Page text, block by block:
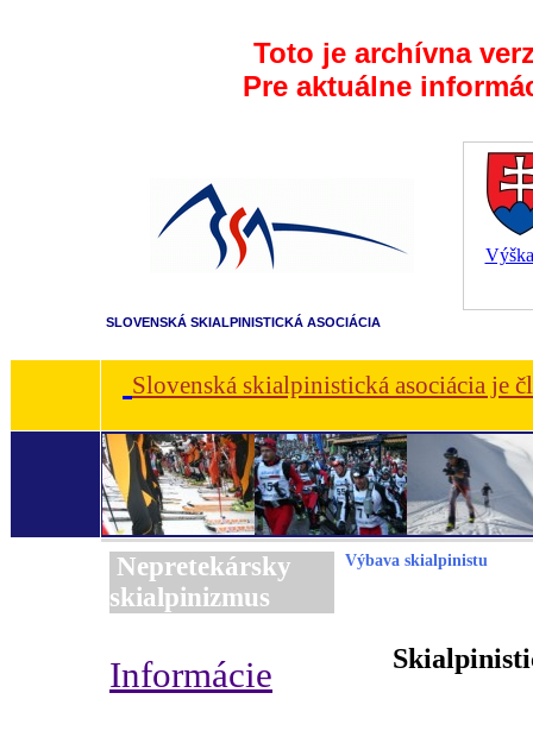
Toto je archívna
Pre aktuálne
SLOVENSKÁ SKIALPINISTICKÁ ASOCIÁCIA
Slovenská skialpinistická asociácia je
Nepretekársky
skialpinizmus
Informácie
Výbava skialpinistu